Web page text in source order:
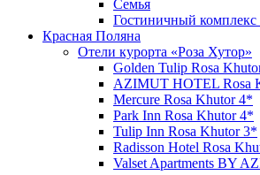
Семья
Гостиничный комплекс
Красная Поляна
Отели курорта «Роза Хутор»
Golden Tulip Rosa
AZIMUT HOTEL Rosa
Mercure Rosa Khutor 4*
Park Inn Rosa Khutor 4*
Tulip Inn Rosa Khutor 3*
Radisson Hotel Rosa
Valset Apartments BY